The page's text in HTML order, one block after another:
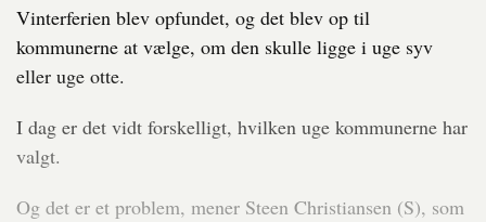
Vinterferien blev opfundet, og det blev op til
kommunerne at vælge, om den skulle ligge i uge syv
eller uge otte.
I dag er det vidt forskelligt, hvilken uge kommunerne har
valgt.
Og det er et problem, mener Steen Christiansen (S), som